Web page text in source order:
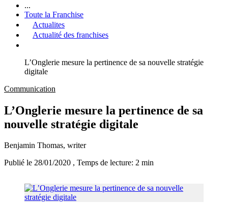
...
Toute la Franchise
Actualites
Actualité des franchises
L’Onglerie mesure la pertinence de sa nouvelle stratégie
digitale
Communication
L’Onglerie mesure la pertinence de sa
nouvelle stratégie digitale
Benjamin Thomas, writer
Publié le 28/01/2020 , Temps de lecture: 2 min